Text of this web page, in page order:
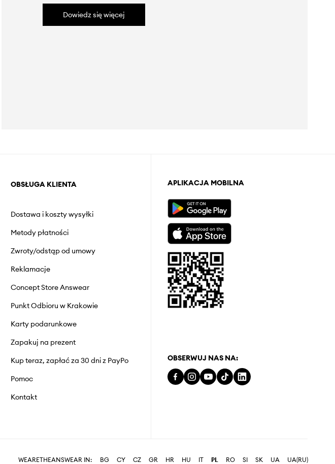
Dowiedz się więcej
OBSŁUGA KLIENTA
Dostawa i koszty wysyłki
Metody płatności
Zwroty/odstąp od umowy
Reklamacje
Concept Store Answear
Punkt Odbioru w Krakowie
Karty podarunkowe
Zapakuj na prezent
Kup teraz, zapłać za 30 dni z PayPo
Pomoc
Kontakt
APLIKACJA MOBILNA
OBSERWUJ NAS NA:
WEARETHEANSWEAR IN: BG CY CZ GR HR HU IT PL RO SI SK UA UA(RU)